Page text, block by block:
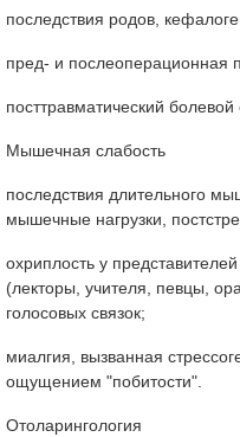
последствия родов,
пред- и послеоперационная
посттравматический болевой
Мышечная слабость
последствия длительного
мышечные нагрузки,
охриплость у
(лекторы, учителя, певцы,
голосовых связок;
миалгия, вызванная
ощущением "побитости".
Отоларингология